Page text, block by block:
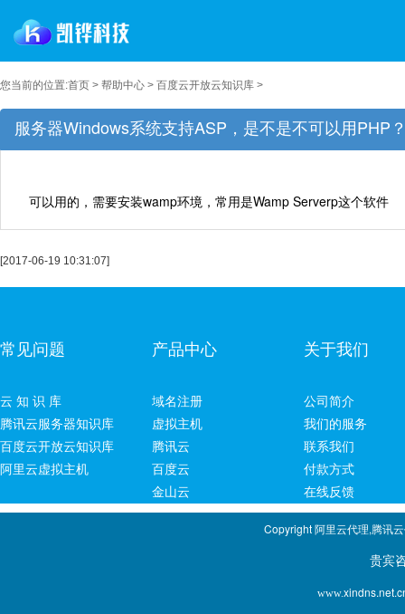
您当前的位置:首页 > 帮助中心 > 百度云开放云知识库 >
服务器Windows系统支持ASP，是不是不可以用PHP
可以用的，需要安装wamp环境，常用是Wamp Serverp这个软件
[2017-06-19 10:31:07]
常见问题
云 知 识 库
腾讯云服务器知识库
百度云开放云知识库
阿里云虚拟主机
产品中心
域名注册
虚拟主机
腾讯云
百度云
金山云
关于我们
公司简介
我们的服务
联系我们
付款方式
在线反馈
Copyright 阿里云代理,腾讯
贵宾咨询专
www.